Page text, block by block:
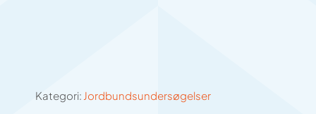
Kategori: Jordbundsundersøgelser